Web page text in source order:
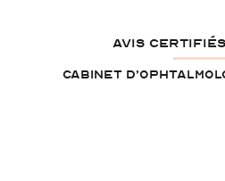
AVIS
Cabinet